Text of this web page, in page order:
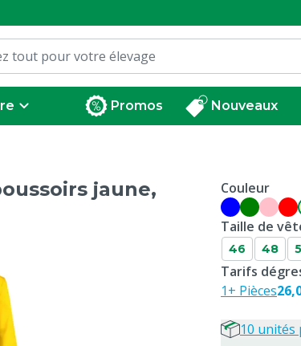
Promos Nouveaux
jaune,
Couleur
Taille de
46 48
Tarifs
1+ Pièces
10 unités